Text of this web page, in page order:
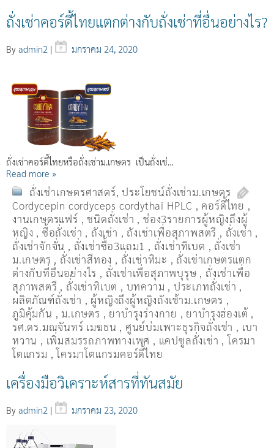
ถั่งเช่าคอร์ดี้ไทยแตกต่างกับถั่งเช่าที่อื่นอย่างไร?
By admin2 | มกราคม 24, 2020
ถั่งเช่าคอร์ดี้ไทยหรือถั่งเช่าม.เกษตร เป็นถั่งเช่…
Read more »
ถั่งเช่าเกษตรศาสตร์,ประโยชน์ถั่งเช่าม.เกษตร
Cordycepin cordyceps cordythai HPLC , คอร์ดี้ไทย ,
งานเกษตรแฟร์ ,ชนิดถั่งเช่า ,ช่อง3รายการผู้หญิงถึงผู้
หญิง , ซื้อถั่งเช่า , ถังเช่า , ถังเช่าเพื่อสุภาพสตรี , ถั่งเช่า ,
ถั่งเช่าจักจั่น , ถั่งเช่าซื้อ3แถม1 , ถั่งเช่าทิเบต , ถั่งเช่า
ม.เกษตร , ถั่งเช่าสีทอง , ถั่งเช่าหิมะ , ถั่งเช่าเกษตรแตก
ต่างกับที่อื่นอย่างไร , ถั่งเช่าเพื่อสุภาพบุรุษ , ถั่งเช่าเพื่อ
สุภาพสตรี , ถั่่งเช่าทิเบต , บทความ , ประเภทถั่งเช่า ,
ผลิตภัณฑ์ถั่งเช่า , ผู้หญิงถึงผู้หญิงถังเช้าม.เกษตร ,
ภูมิคุ้มกัน ,ม.เกษตร , ยาบำรุงร่างกาย , ยาบำรุงฮ่องเต้ ,
รศ.ดร.มณจันทร์ เมฆธน , ศูนย์บ่มเพาะธุรกิจถั่งเช่า , เบา
หวาน , เพิ่มสมรรถภาพทางเพศ , แคปซูลถั่งเช่า ,โครมา
โตแกรม ,โครมาโตแกรมคอร์ดี้ไทย
เครื่องมือวิเคราะห์สารที่ทันสมัย
By admin2 | มกราคม 23, 2020